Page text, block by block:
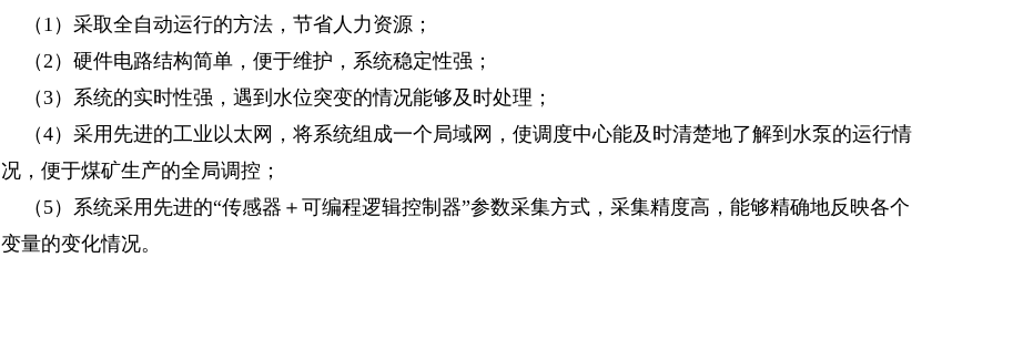
（1）采取全自动运行的方法，节省人力资源；
（2）硬件电路结构简单，便于维护，系统稳定性强；
（3）系统的实时性强，遇到水位突变的情况能够及时处理；
（4）采用先进的工业以太网，将系统组成一个局域网，使调度中心能及时清楚地了解到水泵的运行情
况，便于煤矿生产的全局调控；
（5）系统采用先进的“传感器＋可编程逻辑控制器”参数采集方式，采集精度高，能够精确地反映各个
变量的变化情况。